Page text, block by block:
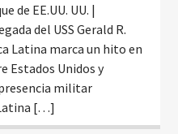
de EE.UU. UU. |
del USS Gerald R.
Latina marca un hito en
Estados Unidos y
militar
[…]